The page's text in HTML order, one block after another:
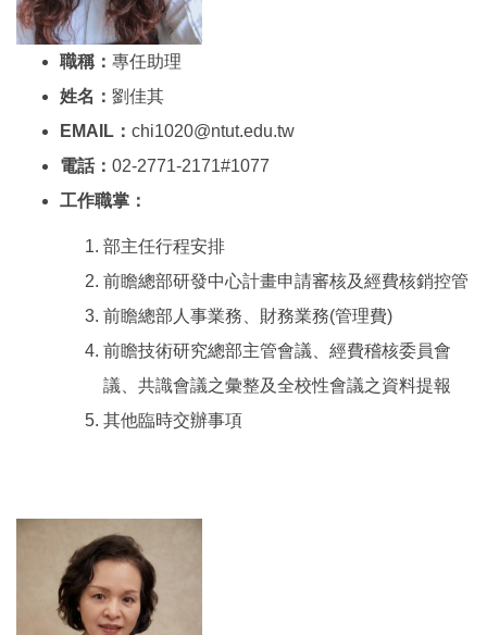
職稱： 專任助理
姓名： 劉佳其
EMAIL： chi1020@ntut.edu.tw
電話： 02-2771-2171#1077
工作職掌：
部主任行程安排
前瞻總部研發中心計畫申請審核及經費核銷控管
前瞻總部人事業務、財務業務(管理費)
前瞻技術研究總部主管會議、經費稽核委員會
議、共識會議之彙整及全校性會議之資料提報
其他臨時交辦事項